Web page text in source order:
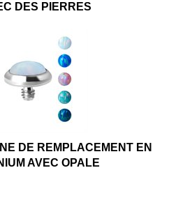
DES PIERRES
DE REMPLACEMENT EN
AVEC OPALE